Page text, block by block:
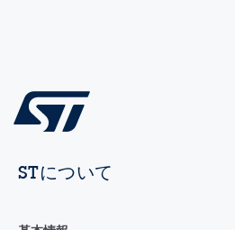
STについて